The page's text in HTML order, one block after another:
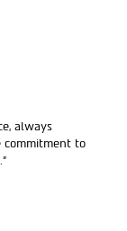
always
commitment to